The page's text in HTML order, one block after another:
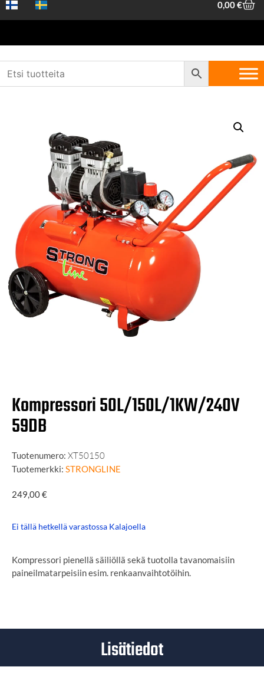
0,00€
Etusivu Koneet ja työkalut
/ Kompressori 50L/150L/1KW/240V 59DB
Kompressori 50L/150L/1KW/240V
59DB
Tuotenumero: XT50150
Tuotemerkki: STRONGLINE
249,00€
Ei tällä hetkellä varastossa Kalajoella
Kompressori pienellä säiliöllä sekä tuotolla tavanomaisiin
paineilmatarpeisiin esim. renkaanvaihtotöihin.
Lisätiedot